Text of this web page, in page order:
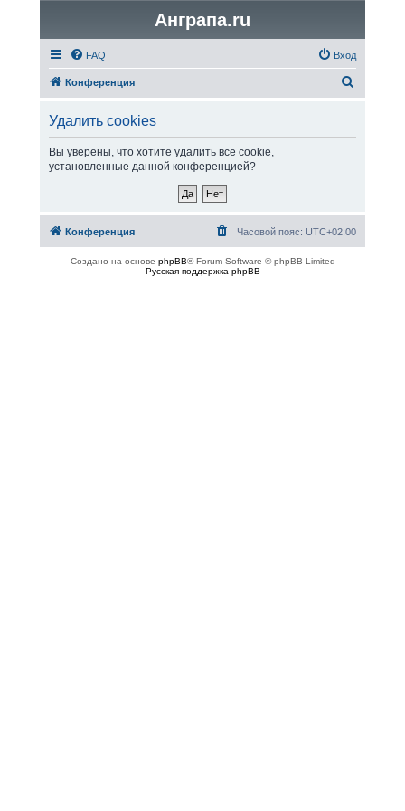
Анграпа.ru
FAQ Вход
Конференция
Удалить cookies
Вы уверены, что хотите удалить все cookie,
установленные данной конференцией?
Конференция Часовой пояс: UTC+02:00
Создано на основе phpBB® Forum Software © phpBB Limited
Русская поддержка phpBB